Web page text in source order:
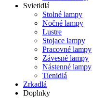
Svietidlá
Stolné lampy
Nočné lampy
Lustre
Stojace lampy
Pracovné lampy
Závesné lampy
Nástenné lampy
Tienidlá
Zrkadlá
Doplnky